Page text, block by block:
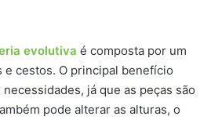
evolutiva é composta por um
cestos. O principal benefício
já que as peças são
pode alterar as alturas, o